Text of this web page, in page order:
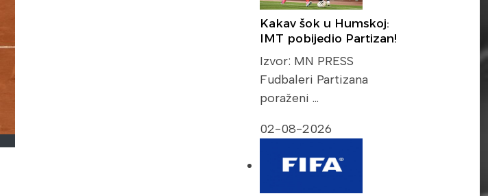
Kakav šok u Humskoj:
IMT pobijedio Partizan!
Izvor: MN PRESS
Fudbaleri Partizana
poraženi …
02-08-2026